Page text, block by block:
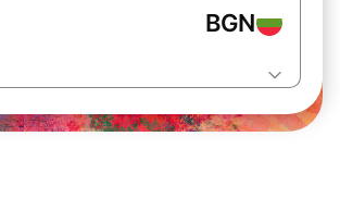
BGN